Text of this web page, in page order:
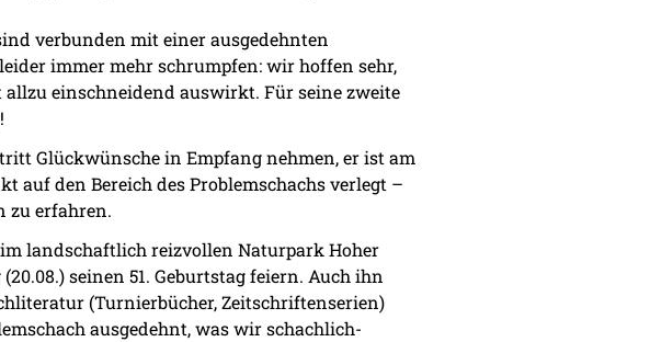
verbunden mit einer ausgedehnten
immer mehr schrumpfen: wir hoffen sehr,
einschneidend auswirkt. Für seine zweite
Glückwünsche in Empfang nehmen, er ist am
auf den Bereich des Problemschachs verlegt –
zu erfahren.
im landschaftlich reizvollen Naturpark Hoher
seinen 51. Geburtstag feiern. Auch ihn
(Turnierbücher, Zeitschriftenserien)
ausgedehnt, was wir schachlich-